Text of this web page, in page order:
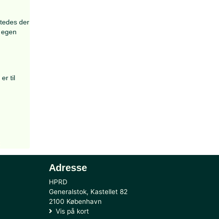
til at få sit navn på
en fys
gennemført, udstedes der
erhverves for egen
og hvad kravene er til
via
bæretilladelse: Link